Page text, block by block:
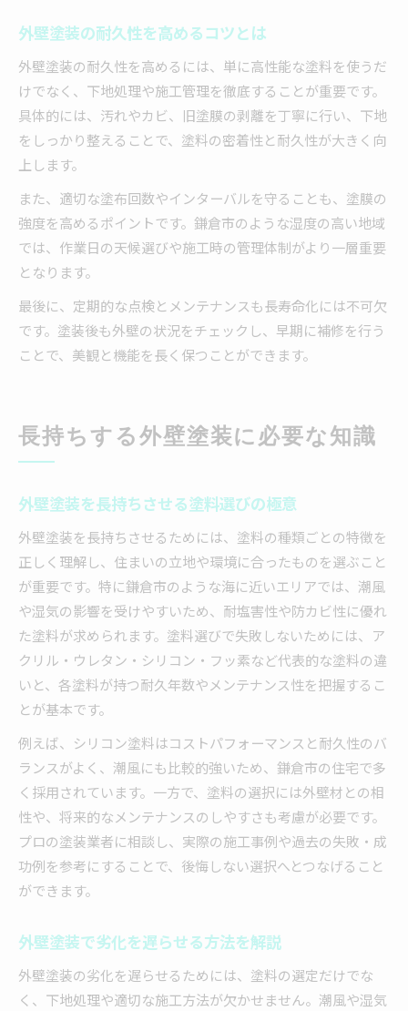
外壁塗装の耐久性を高めるコツとは
外壁塗装の耐久性を高めるには、単に高性能な塗料を使うだ
けでなく、下地処理や施工管理を徹底することが重要です。
具体的には、汚れやカビ、旧塗膜の剥離を丁寧に行い、下地
をしっかり整えることで、塗料の密着性と耐久性が大きく向
上します。
また、適切な塗布回数やインターバルを守ることも、塗膜の
強度を高めるポイントです。鎌倉市のような湿度の高い地域
では、作業日の天候選びや施工時の管理体制がより一層重要
となります。
最後に、定期的な点検とメンテナンスも長寿命化には不可欠
です。塗装後も外壁の状況をチェックし、早期に補修を行う
ことで、美観と機能を長く保つことができます。
長持ちする外壁塗装に必要な知識
外壁塗装を長持ちさせる塗料選びの極意
外壁塗装を長持ちさせるためには、塗料の種類ごとの特徴を
正しく理解し、住まいの立地や環境に合ったものを選ぶこと
が重要です。特に鎌倉市のような海に近いエリアでは、潮風
や湿気の影響を受けやすいため、耐塩害性や防カビ性に優れ
た塗料が求められます。塗料選びで失敗しないためには、ア
クリル・ウレタン・シリコン・フッ素など代表的な塗料の違
いと、各塗料が持つ耐久年数やメンテナンス性を把握するこ
とが基本です。
例えば、シリコン塗料はコストパフォーマンスと耐久性のバ
ランスがよく、潮風にも比較的強いため、鎌倉市の住宅で多
く採用されています。一方で、塗料の選択には外壁材との相
性や、将来的なメンテナンスのしやすさも考慮が必要です。
プロの塗装業者に相談し、実際の施工事例や過去の失敗・成
功例を参考にすることで、後悔しない選択へとつなげること
ができます。
外壁塗装で劣化を遅らせる方法を解説
外壁塗装の劣化を遅らせるためには、塗料の選定だけでな
く、下地処理や適切な施工方法が欠かせません。潮風や湿気